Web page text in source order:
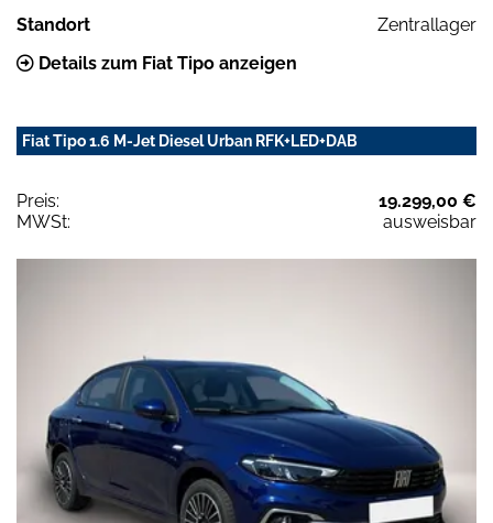
Standort
Zentrallager
Details zum Fiat Tipo anzeigen
Fiat Tipo 1.6 M-Jet Diesel Urban RFK+LED+DAB
Preis:
19.299,00 €
MWSt:
ausweisbar